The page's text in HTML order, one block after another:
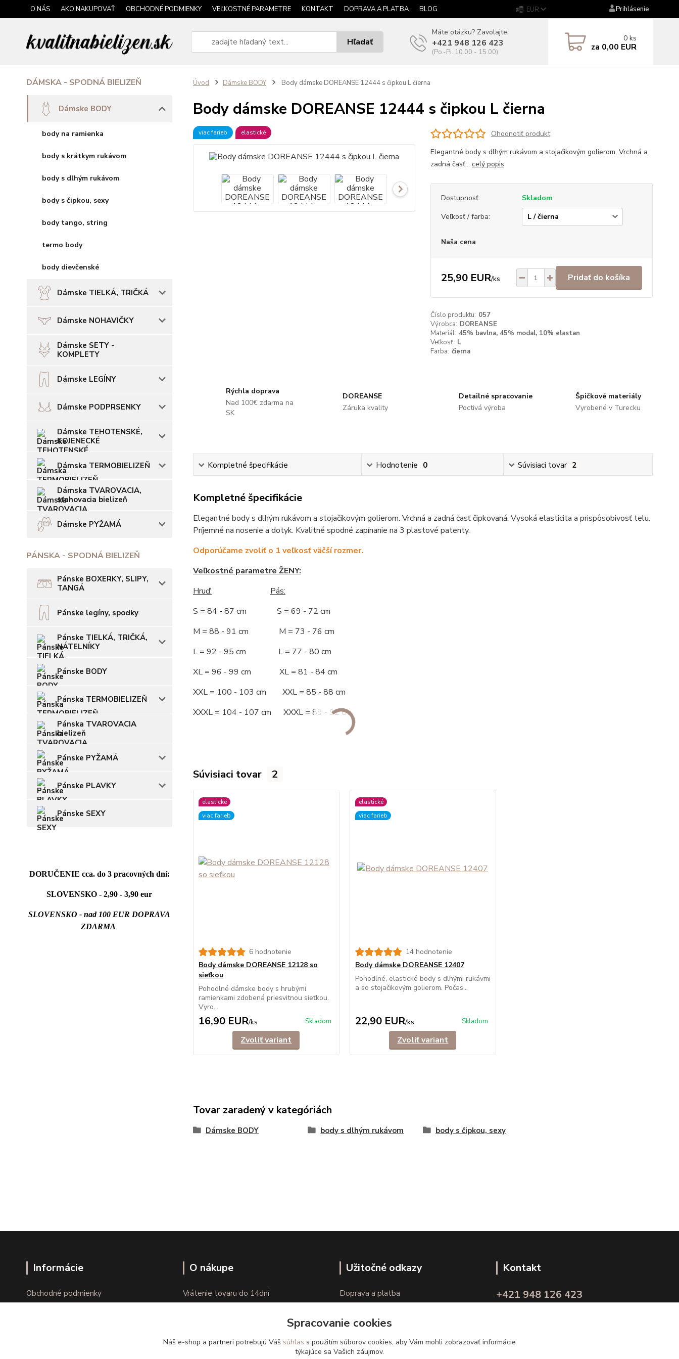
O NÁS AKO NAKUPOVAŤ OBCHODNÉ PODMIENKY VEĽKOSTNÉ PARAMETRE KONTAKT DOPRAVA A PLATBA BLOG EUR Prihlásenie
Hľadať
Máte otázku? Zavolajte.
+421 948 126 423
(Po.-Pi. 10.00 - 15.00)
0 ks
za 0,00 EUR
DÁMSKA - SPODNÁ BIELIZEŇ
Dámske BODY
body na ramienka
body s krátkym rukávom
body s dlhým rukávom
body s čipkou, sexy
body tango, string
termo body
body dievčenské
Dámske TIELKÁ, TRIČKÁ
Dámske NOHAVIČKY
Dámske SETY -
KOMPLETY
Dámske LEGÍNY
Dámske PODPRSENKY
Dámske TEHOTENSKÉ,
KOJENECKÉ
Dámska TERMOBIELIZEŇ
Dámska TVAROVACIA,
sťahovacia bielizeň
Dámske PYŽAMÁ
PÁNSKA - SPODNÁ BIELIZEŇ
Pánske BOXERKY, SLIPY,
TANGÁ
Pánske legíny, spodky
Pánske TIELKÁ, TRIČKÁ,
NÁTELNÍKY
Pánske BODY
Pánska TERMOBIELIZEŇ
Pánska TVAROVACIA
bielizeň
Pánske PYŽAMÁ
Pánske PLAVKY
Pánske SEXY
DORUČENIE cca. do 3 pracovných dní:
SLOVENSKO - 2,90 - 3,90 eur
SLOVENSKO - nad 100 EUR DOPRAVA
ZDARMA
Úvod Dámske BODY Body dámske DOREANSE 12444 s čipkou L čierna
Body dámske DOREANSE 12444 s čipkou L čierna
viac farieb elastické
Ohodnotiť produkt
Elegantné body s dlhým rukávom a stojačikovým golierom. Vrchná a
zadná časť... celý popis
Dostupnosť:
Skladom
Veľkosť / farba:
Naša cena
25,90 EUR/ks Pridať do košíka
Číslo produktu: 057
Výrobca: DOREANSE
Materiál: 45% bavlna, 45% modal, 10% elastan
Veľkosť: L
Farba: čierna
Rýchla doprava
Nad 100€ zdarma na
SK
DOREANSE
Záruka kvality
Detailné spracovanie
Poctivá výroba
Špičkové materiály
Vyrobené v Turecku
Kompletné špecifikácie Hodnotenie 0 Súvisiaci tovar 2
Kompletné špecifikácie
Elegantné body s dlhým rukávom a stojačikovým golierom. Vrchná a zadná časť čipkovaná. Vysoká elasticita a prispôsobivosť telu.
Príjemné na nosenie a dotyk. Kvalitné spodné zapínanie na 3 plastové patenty.
Odporúčame zvoliť o 1 veľkosť väčší rozmer.
Veľkostné parametre ŽENY:
Hruď:
Pás:
S = 84 - 87 cm S = 69 - 72 cm
M = 88 - 91 cm M = 73 - 76 cm
L = 92 - 95 cm L = 77 - 80 cm
XL = 96 - 99 cm XL = 81 - 84 cm
XXL = 100 - 103 cm XXL = 85 - 88 cm
XXXL = 104 - 107 cm XXXL = 89 - 92 cm
Súvisiaci tovar 2
elastické
viac farieb
6 hodnotenie
Body dámske DOREANSE 12128 so
sieťkou
Pohodlné dámske body s hrubými
ramienkami zdobená priesvitnou sieťkou.
Vyro...
16,90 EUR/ks Skladom
Zvoliť variant
elastické
viac farieb
14 hodnotenie
Body dámske DOREANSE 12407
Pohodlné, elastické body s dlhými rukávmi
a so stojačikovým golierom. Počas...
22,90 EUR/ks Skladom
Zvoliť variant
Tovar zaradený v kategóriách
Dámske BODY body s dlhým rukávom body s čipkou, sexy
Informácie
Obchodné podmienky
O nákupe
Vrátenie tovaru do 14dní
Užitočné odkazy
Doprava a platba
Kontakt
+421 948 126 423
Spracovanie cookies
Náš e-shop a partneri potrebujú Váš súhlas s použitím súborov cookies, aby Vám mohli zobrazovať informácie
týkajúce sa Vašich záujmov.